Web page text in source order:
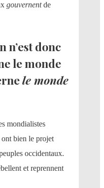
gouvernentde
n’est donc
le monde
le monde
mondialistes
bien le projet
occidentaux.
et reprennent